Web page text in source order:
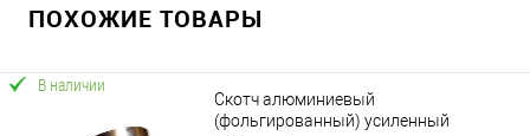
ПОХОЖИЕ ТОВАРЫ
В наличии
Скотч алюминиевый
(фольгированный) усиленный